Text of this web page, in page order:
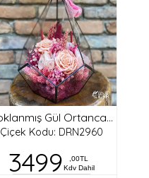
Şoklanmış Gül Ortanca Tasarım
Çiçek Kodu: DRN2960
3499
,00TL
Kdv Dahil